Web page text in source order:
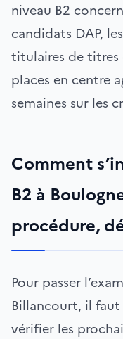
niveau B2
candidats DAP,
titulaires de titres
places en centre
semaines sur les
Comment
B2 à
procédure,
Pour passer
Billancourt, il faut
vérifier les